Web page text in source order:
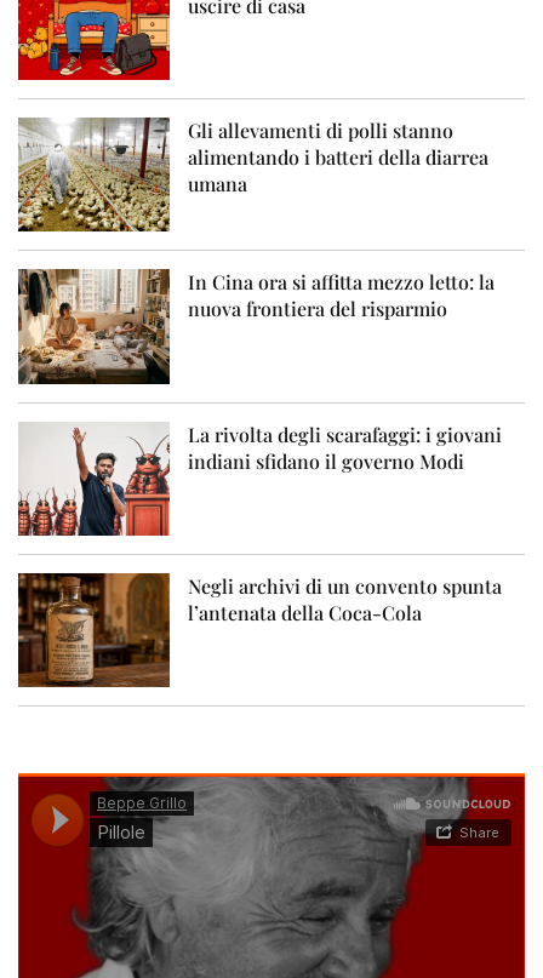
uscire di casa
Gli allevamenti di polli stanno
alimentando i batteri della diarrea
umana
In Cina ora si affitta mezzo letto: la
nuova frontiera del risparmio
La rivolta degli scarafaggi: i giovani
indiani sfidano il governo Modi
Negli archivi di un convento spunta
l’antenata della Coca-Cola